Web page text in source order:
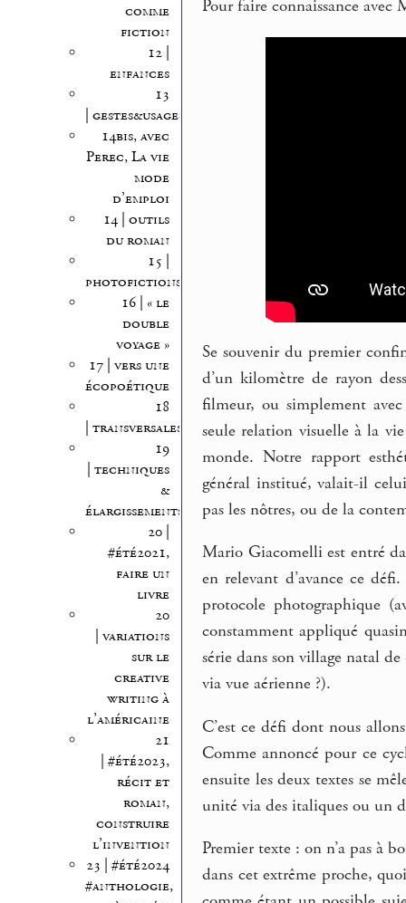
comme
fiction
12 |
enfances
13
| gestes&usages
14bis, avec
Perec, La vie
mode
d’emploi
14 | outils
du roman
15 |
photofictions
16 | « le
double
voyage »
17 | vers une
écopoétique
18
| transversales
19
| techniques
&
élargissements
20 |
#été2021,
faire un
livre
20
| variations
sur le
creative
writing à
l’américaine
21
| #été2023,
récit et
roman,
construire
l’invention
23 | #été2024
#anthologie,
Pour faire connaissance
Se souvenir du premier
d’un kilomètre de rayon
filmeur, ou simplement
seule relation visuelle à la
monde. Notre rapport
général institué, valait-il
pas les nôtres, ou de la
Mario Giacomelli est entré
en relevant d’avance ce
protocole photographique
constamment appliqué
série dans son village natal
via vue aérienne ?).
C’est ce défi dont nous
Comme annoncé pour ce
ensuite les deux textes se
unité via des italiques ou un
Premier texte : on n’a pas à
dans cet extrême proche,